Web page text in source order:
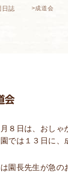
日誌 >成道会
会
月８日は、おしゃ
では１３日に、
園長先生が急の